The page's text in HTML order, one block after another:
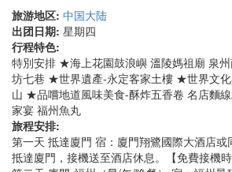
旅游地区: 中国大陆
出团日期: 星期四
行程特色:
特別安排 ★海上花園鼓浪嶼 溫陵媽祖廟 泉
坊七巷 ★世界遺產-永定客家土樓 ★世界文
山 ★品嚐地道風味美食-酥炸五香卷 名店麵
家宴 福州魚丸
旅程安排:
第一天 抵達廈門 宿：廈門翔鷺國際大酒店或
抵達廈門，接機送至酒店休息。【免費接機